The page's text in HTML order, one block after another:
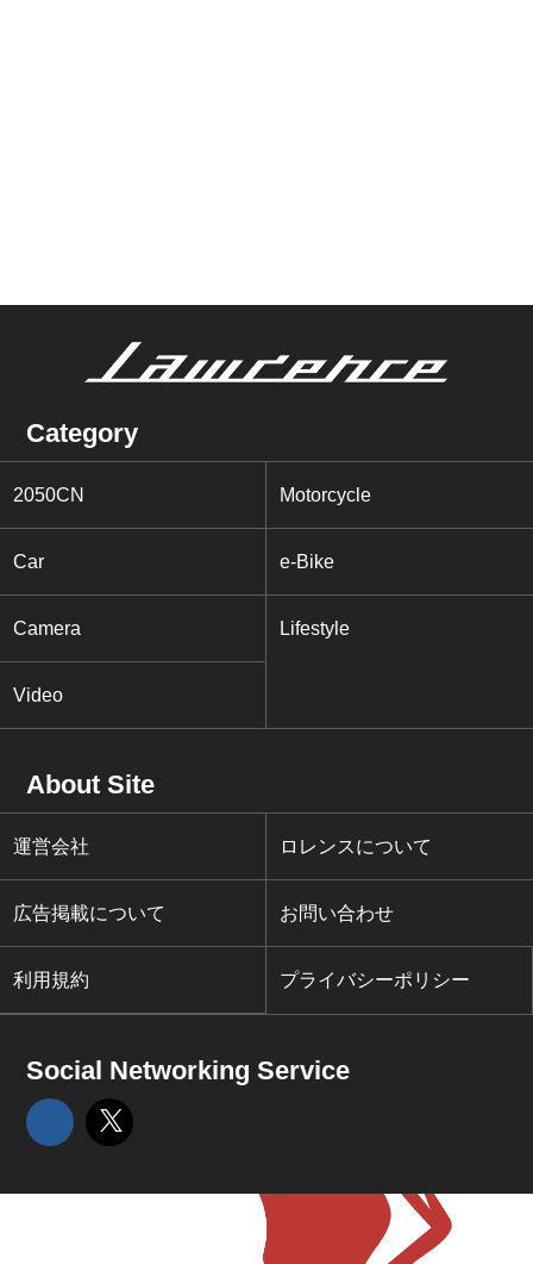
Category
2050CN Motorcycle
Car e-Bike
Camera Lifestyle
Video
About Site
運営会社 ロレンスについて
広告掲載について お問い合わせ
利用規約 プライバシーポリシー
Social Networking Service